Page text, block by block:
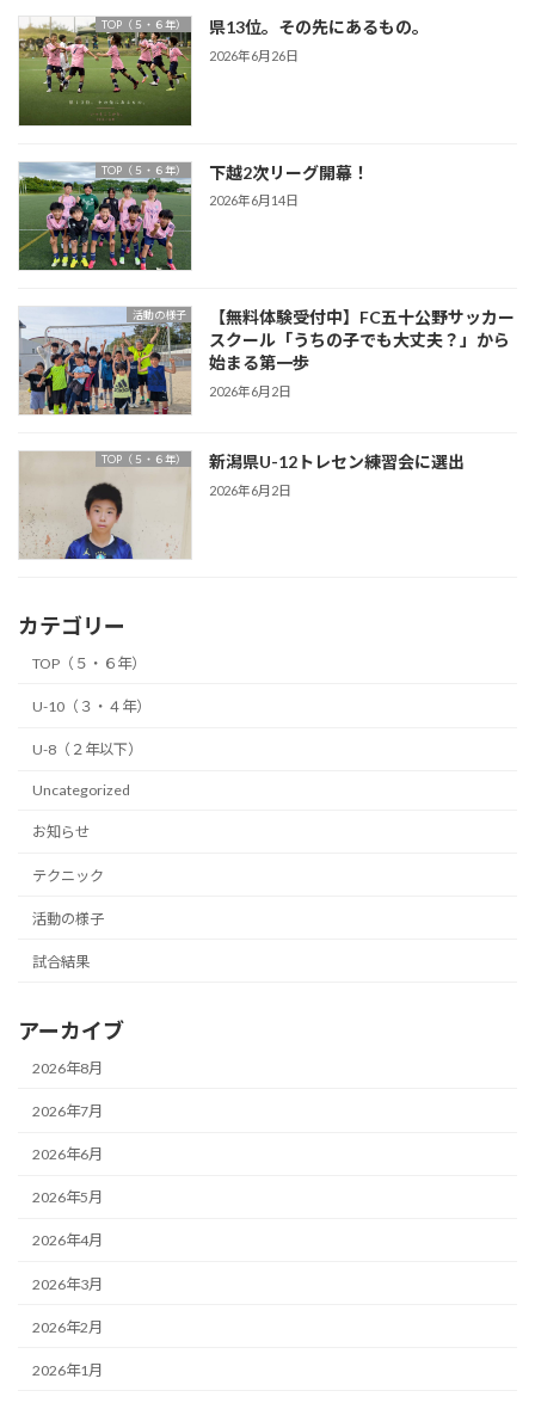
TOP（５・６年） 県13位。その先にあるもの。
2026年6月26日
TOP（５・６年） 下越2次リーグ開幕！
2026年6月14日
活動の様子
【無料体験受付中】FC五十公野サッカー
スクール「うちの子でも大丈夫？」から
始まる第一歩
2026年6月2日
TOP（５・６年） 新潟県U-12トレセン練習会に選出
2026年6月2日
カテゴリー
TOP（５・６年）
U-10（３・４年）
U-8（２年以下）
Uncategorized
お知らせ
テクニック
活動の様子
試合結果
アーカイブ
2026年8月
2026年7月
2026年6月
2026年5月
2026年4月
2026年3月
2026年2月
2026年1月